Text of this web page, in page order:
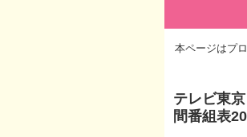
本ページはプ
テレビ東
間番組表